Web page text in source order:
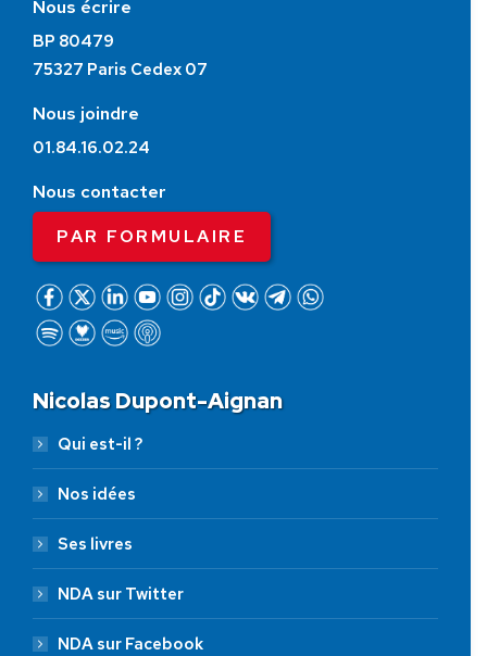
Nous écrire
BP 80479
75327 Paris Cedex 07
Nous joindre
01.84.16.02.24
Nous contacter
PAR FORMULAIRE
Nicolas Dupont-Aignan
Qui est-il ?
Nos idées
Ses livres
NDA sur Twitter
NDA sur Facebook